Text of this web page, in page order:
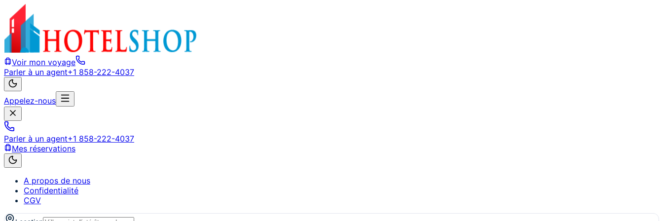
Voir mon voyage
Parler à un agent+1 858-222-4037
Appelez-nous
Parler à un agent+1 858-222-4037
Mes réservations
A propos de nous
Confidentialité
CGV